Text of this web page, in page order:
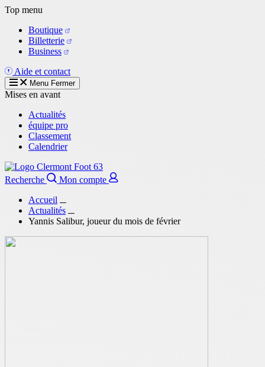
Aller
contenu
principal
Top menu
Boutique
Billetterie
Business
Aide et contact
Menu Fermer
Mises en avant
Actualités
équipe pro
Classement
Calendrier
Recherche
Mon compte
Accueil
Actualités
Yannis Salibur, joueur du mois de février